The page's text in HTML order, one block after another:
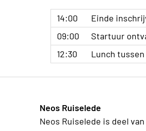
14:00
Einde
09:00
Startuur
12:30
Lunch tussen
Neos Ruiselede
Neos Ruiselede is deel